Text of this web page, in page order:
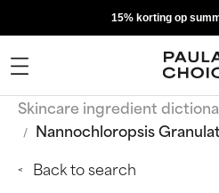
15% korting op
Skincare ingredient
Nannochloropsis
Back to search